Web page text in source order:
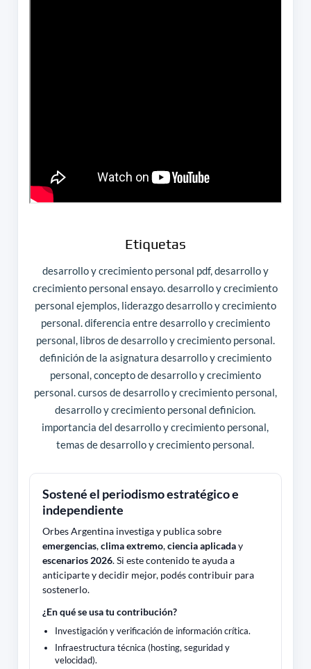
Etiquetas
desarrollo y crecimiento personal pdf, desarrollo y
crecimiento personal ensayo. desarrollo y crecimiento
personal ejemplos, liderazgo desarrollo y crecimiento
personal. diferencia entre desarrollo y crecimiento
personal, libros de desarrollo y crecimiento personal.
definición de la asignatura desarrollo y crecimiento
personal, concepto de desarrollo y crecimiento
personal. cursos de desarrollo y crecimiento personal,
desarrollo y crecimiento personal definicion.
importancia del desarrollo y crecimiento personal,
temas de desarrollo y crecimiento personal.
Sostené el periodismo estratégico e
independiente
Orbes Argentina investiga y publica sobre
emergencias,clima extremo,ciencia aplicaday
escenarios 2026. Si este contenido te ayuda a
anticiparte y decidir mejor, podés contribuir para
sostenerlo.
¿En qué se usa tu contribución?
Investigación y verificación de información crítica.
Infraestructura técnica (hosting, seguridad y
velocidad).